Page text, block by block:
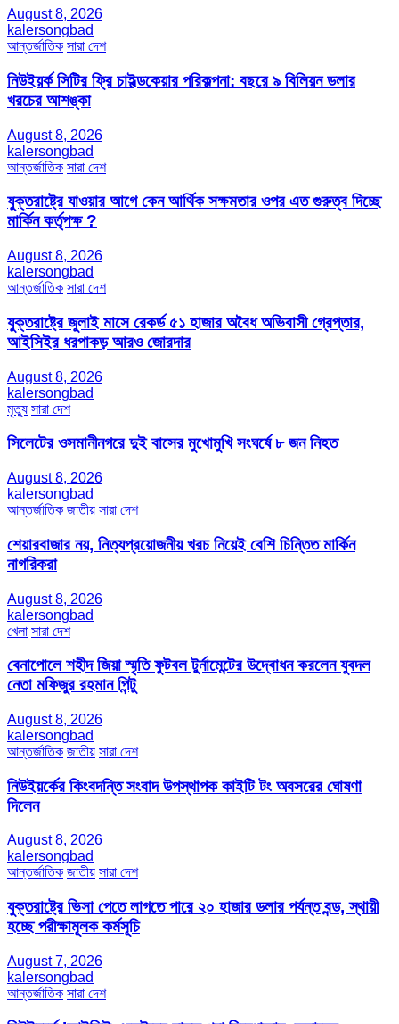
August 8, 2026
kalersongbad
আন্তর্জাতিক সারা দেশ
নিউইয়র্ক সিটির ফ্রি চাইল্ডকেয়ার পরিকল্পনা: বছরে ৯ বিলিয়ন ডলার
খরচের আশঙ্কা
August 8, 2026
kalersongbad
আন্তর্জাতিক সারা দেশ
যুক্তরাষ্ট্রে যাওয়ার আগে কেন আর্থিক সক্ষমতার ওপর এত গুরুত্ব দিচ্ছে
মার্কিন কর্তৃপক্ষ ?
August 8, 2026
kalersongbad
আন্তর্জাতিক সারা দেশ
যুক্তরাষ্ট্রে জুলাই মাসে রেকর্ড ৫১ হাজার অবৈধ অভিবাসী গ্রেপ্তার,
আইসিইর ধরপাকড় আরও জোরদার
August 8, 2026
kalersongbad
মৃত্যু সারা দেশ
সিলেটের ওসমানীনগরে দুই বাসের মুখোমুখি সংঘর্ষে ৮ জন নিহত
August 8, 2026
kalersongbad
আন্তর্জাতিক জাতীয় সারা দেশ
শেয়ারবাজার নয়, নিত্যপ্রয়োজনীয় খরচ নিয়েই বেশি চিন্তিত মার্কিন
নাগরিকরা
August 8, 2026
kalersongbad
খেলা সারা দেশ
বেনাপোলে শহীদ জিয়া স্মৃতি ফুটবল টুর্নামেন্টের উদ্বোধন করলেন যুবদল
নেতা মফিজুর রহমান পিন্টু
August 8, 2026
kalersongbad
আন্তর্জাতিক জাতীয় সারা দেশ
নিউইয়র্কের কিংবদন্তি সংবাদ উপস্থাপক কাইটি টং অবসরের ঘোষণা
দিলেন
August 8, 2026
kalersongbad
আন্তর্জাতিক জাতীয় সারা দেশ
যুক্তরাষ্ট্রে ভিসা পেতে লাগতে পারে ২০ হাজার ডলার পর্যন্ত বন্ড, স্থায়ী
হচ্ছে পরীক্ষামূলক কর্মসূচি
August 7, 2026
kalersongbad
আন্তর্জাতিক সারা দেশ